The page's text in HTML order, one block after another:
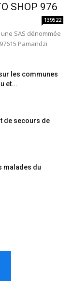
SHOP 976
139522
SAS dénommée
Pamandzi
les communes
et...
de secours de
malades du